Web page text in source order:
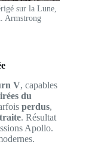
sur la Lune,
Armstrong
V, capables
du
perdus,
. Résultat
Apollo.